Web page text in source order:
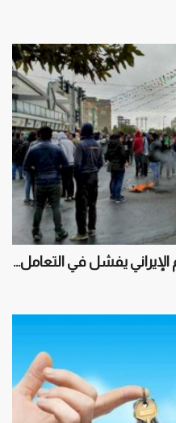
يفشل في التعامل...